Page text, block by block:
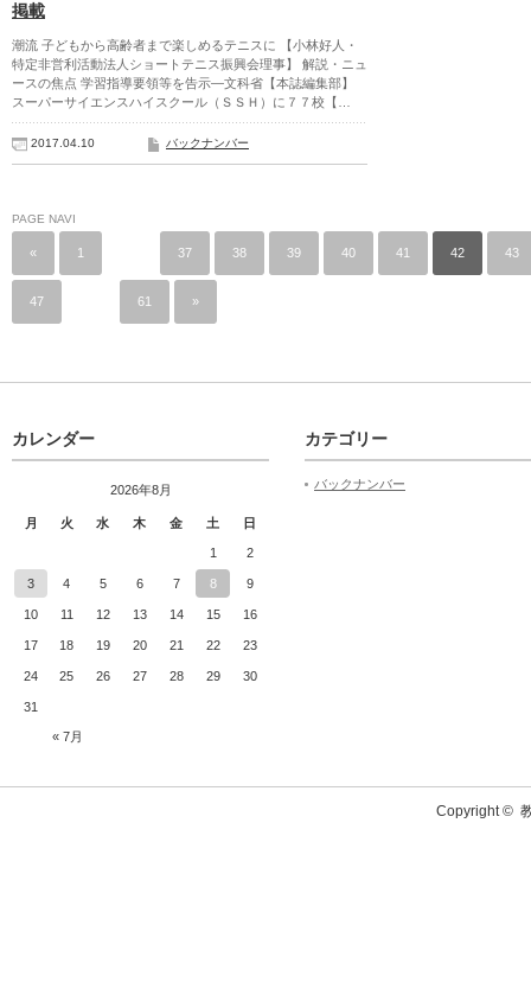
掲載
潮流 子どもから高齢者まで楽しめるテニスに 【小林好人・
特定非営利活動法人ショートテニス振興会理事】 解説・ニュ
ースの焦点 学習指導要領等を告示―文科省【本誌編集部】
スーパーサイエンスハイスクール（ＳＳＨ）に７７校【…
2017.04.10 バックナンバー
PAGE NAVI
« 1 37 38 39 40 41 42 43
47 61 »
カレンダー
2026年8月
月 火 水 木 金 土 日
« 7月
1 2
3 4 5 6 7 8 9
10 11 12 13 14 15 16
17 18 19 20 21 22 23
24 25 26 27 28 29 30
31
カテゴリー
バックナンバー
Copyright ©